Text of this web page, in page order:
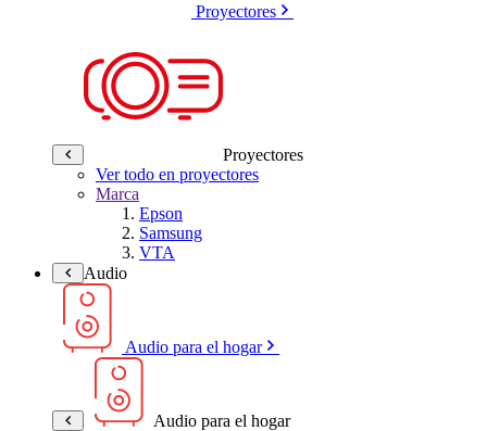
Proyectores
Proyectores
Ver todo en proyectores
Marca
Epson
Samsung
VTA
Audio
Audio para el hogar
Audio para el hogar